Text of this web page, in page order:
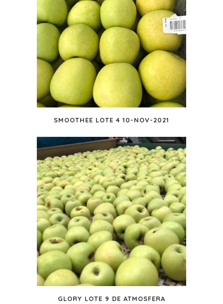
SMOOTHEE LOTE 4 10-NOV-2021
GLORY LOTE 9 DE ATMOSFERA